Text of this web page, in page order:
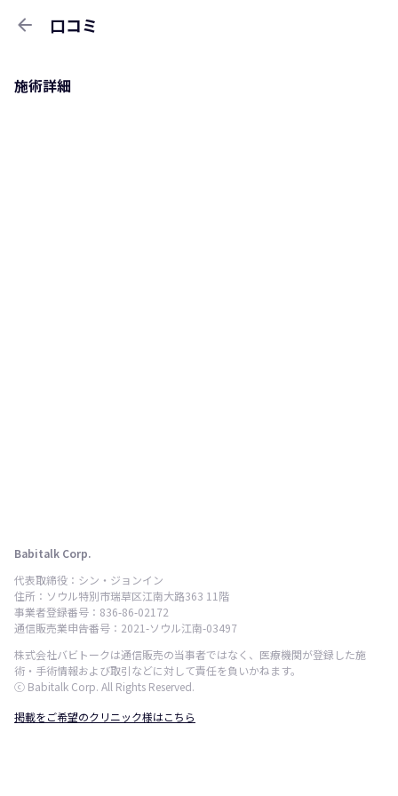
arrow_back 口コミ
施術詳細
Babitalk Corp.
代表取締役：シン・ジョンイン
住所：ソウル特別市瑞草区江南大路363 11階
事業者登録番号：836-86-02172
通信販売業申告番号：2021-ソウル江南-03497
株式会社バビトークは通信販売の当事者ではなく、医療機関が登録した施
術・手術情報および取引などに対して責任を負いかねます。
ⓒ Babitalk Corp. All Rights Reserved.
掲載をご希望のクリニック様はこちら